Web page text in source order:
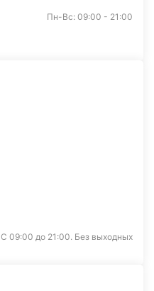
Пн-Вс: 09:00 - 21:00
С 09:00 до 21:00. Без выходных